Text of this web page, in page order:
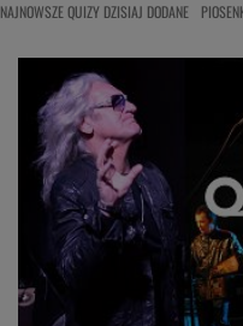
NAJNOWSZE QUIZY DZISIAJ DODANE